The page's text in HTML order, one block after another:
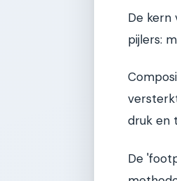
De kern
pijlers:
druk en
De